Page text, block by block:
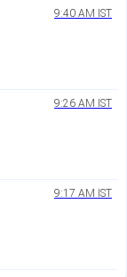
9:40 AM IST
9:26 AM IST
9:17 AM IST